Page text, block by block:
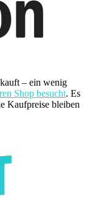
– ein wenig
Shop besucht. Es
Kaufpreise bleiben